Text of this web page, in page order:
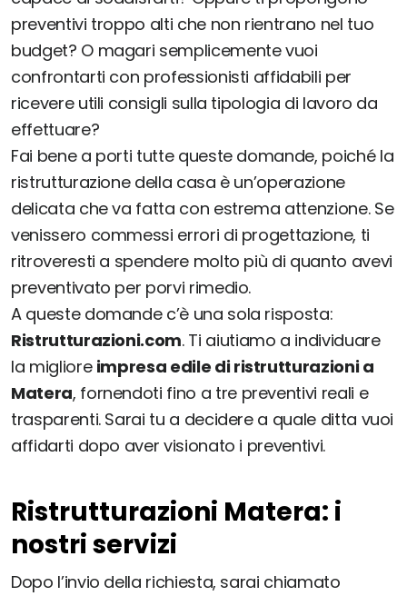
preventivi troppo alti che non rientrano nel tuo
budget? O magari semplicemente vuoi
confrontarti con professionisti affidabili per
ricevere utili consigli sulla tipologia di lavoro da
effettuare?
Fai bene a porti tutte queste domande, poiché la
ristrutturazione della casa è un’operazione
delicata che va fatta con estrema attenzione. Se
venissero commessi errori di progettazione, ti
ritroveresti a spendere molto più di quanto avevi
preventivato per porvi rimedio.
A queste domande c’è una sola risposta:
Ristrutturazioni.com. Ti aiutiamo a individuare
la migliore impresa edile di ristrutturazioni a
Matera, fornendoti fino a tre preventivi reali e
trasparenti. Sarai tu a decidere a quale ditta vuoi
affidarti dopo aver visionato i preventivi.
Ristrutturazioni Matera: i
nostri servizi
Dopo l’invio della richiesta, sarai chiamato